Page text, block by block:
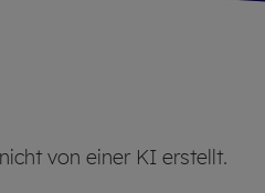
von einer KI erstellt.